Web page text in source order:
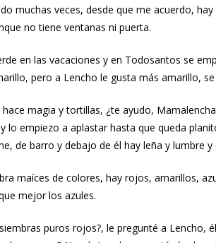
muchas veces, desde que me acuerdo,
no tiene ventanas ni puerta.
en las vacaciones y en Todosantos se
pero a Lencho le gusta más amarillo,
magia y tortillas, ¿te ayudo,
empiezo a aplastar hasta que queda
de barro y debajo de él hay leña y lumbre
maíces de colores, hay rojos, amarillos,
mejor los azules.
puros rojos?, le pregunté a Lencho,